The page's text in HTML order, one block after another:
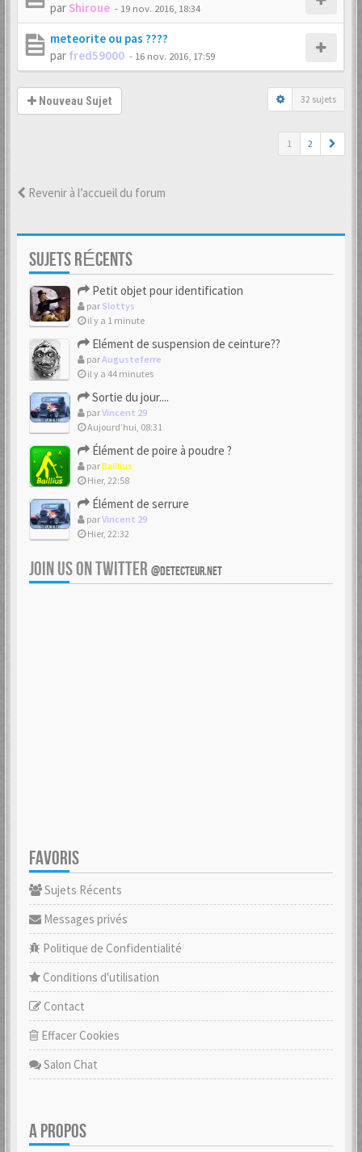
par Shiroue - 19 nov. 2016, 18:34
meteorite ou pas ????
par fred59000 - 16 nov. 2016, 17:59
Nouveau Sujet 32 sujets
1 2
Revenir à l’accueil du forum
SUJETS RÉCENTS
Petit objet pour identification
par Slottys
il y a 1 minute
Elément de suspension de ceinture??
parAugusteferre
il y a 44 minutes
Sortie du jour....
parVincent 29
Aujourd’hui, 08:31
Élément de poire à poudre ?
parBaillius
Hier, 22:58
Élément de serrure
parVincent 29
Hier, 22:32
JOIN US ON TWITTER @DETECTEUR.NET
FAVORIS
Sujets Récents
Messages privés
Politique de Confidentialité
Conditions d'utilisation
Contact
Effacer Cookies
Salon Chat
A PROPOS